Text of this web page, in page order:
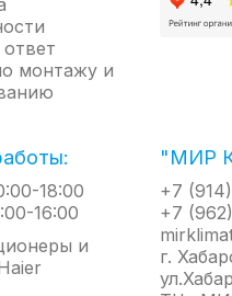
коррозионную
сложных условиях
пленка на поверхности
образование конденсата
количество
блоков - до 5-ти
охлаждения при
воздуха до -10°С
монтажу и
18:00
16:00
"МИР
+7
+7
г.